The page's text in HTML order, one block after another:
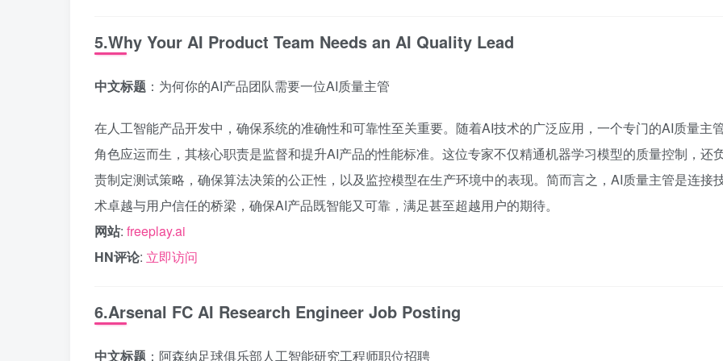
5.Why Your AI Product Team Needs an AI Quality Lead
中文标题 ：为何你的AI产品团队需要一位AI质量主管
在人工智能产品开发中，确保系统的准确性和可靠性至关重要。随着AI技术的广泛应用，一个专门的AI质量主
角色应运而生，其核心职责是监督和提升AI产品的性能标准。这位专家不仅精通机器学习模型的质量控制，还
责制定测试策略，确保算法决策的公正性，以及监控模型在生产环境中的表现。简而言之，AI质量主管是连接
术卓越与用户信任的桥梁，确保AI产品既智能又可靠，满足甚至超越用户的期待。
网站: freeplay.ai
HN评论: 立即访问
6.Arsenal FC AI Research Engineer Job Posting
中文标题 ：阿森纳足球俱乐部人工智能研究工程师职位招聘